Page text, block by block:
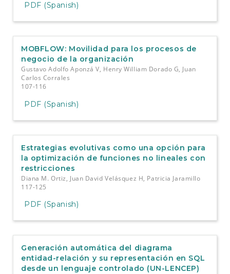
PDF (Spanish)
MOBFLOW: Movilidad para los procesos de
negocio de la organización
Gustavo Adolfo Aponzá V, Henry William Dorado G, Juan
Carlos Corrales
107-116
PDF (Spanish)
Estrategias evolutivas como una opción para
la optimización de funciones no lineales con
restricciones
Diana M. Ortiz, Juan David Velásquez H, Patricia Jaramillo
117-125
PDF (Spanish)
Generación automática del diagrama
entidad-relación y su representación en SQL
desde un lenguaje controlado (UN-LENCEP)